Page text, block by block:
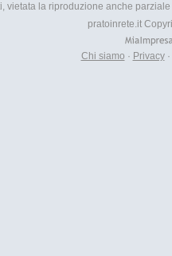
vietata la riproduzione anche
pratoinrete.it
Chi siamo · Privacy·